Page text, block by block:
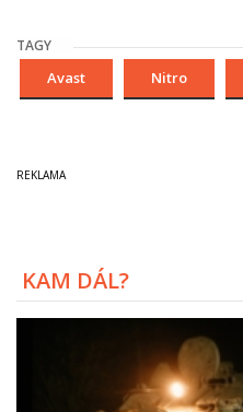
TAGY
Avast Nitro
KAM DÁL?